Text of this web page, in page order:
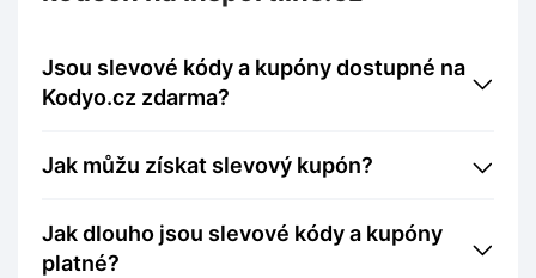
Jsou slevové kódy a kupóny dostupné na
Kodyo.cz zdarma?
Jak můžu získat slevový kupón?
Jak dlouho jsou slevové kódy a kupóny
platné?